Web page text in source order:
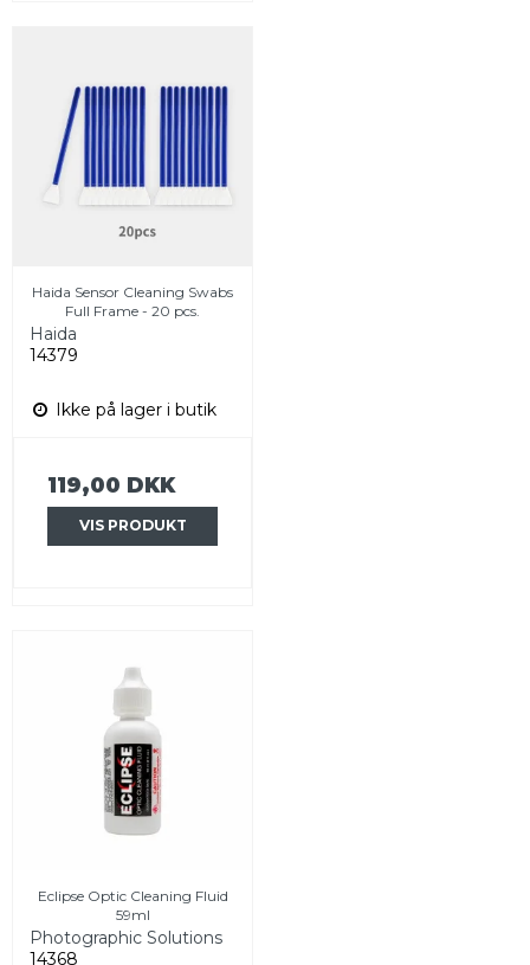
Haida Sensor Cleaning Swabs
Full Frame - 20 pcs.
Haida
14379
Ikke på lager i butik
119,00 DKK
VIS PRODUKT
Eclipse Optic Cleaning Fluid
59ml
Photographic Solutions
14368